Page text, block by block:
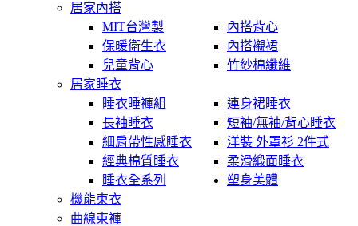
居家內搭
MIT台灣製
內搭背心
保暖衛生衣
內搭襯裙
兒童背心
竹紗棉纖維
居家睡衣
睡衣睡褲組
連身裙睡衣
長袖睡衣
短袖/無袖/背心睡衣
細肩帶性感睡衣
洋裝 外罩衫 2件式
經典棉質睡衣
柔滑緞面睡衣
睡衣全系列
塑身美體
機能束衣
曲線束褲